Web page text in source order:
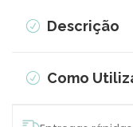
Descrição
Como